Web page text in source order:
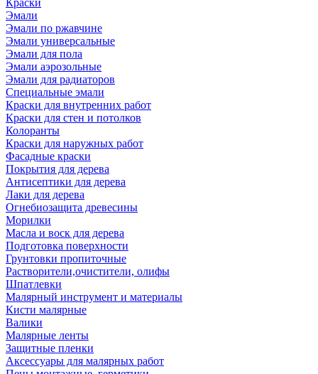
Краски
Эмали
Эмали по ржавчине
Эмали универсальные
Эмали для пола
Эмали аэрозольные
Эмали для радиаторов
Специальные эмали
Краски для внутренних работ
Краски для стен и потолков
Колоранты
Краски для наружных работ
Фасадные краски
Покрытия для дерева
Антисептики для дерева
Лаки для дерева
Огнебиозащита древесины
Морилки
Масла и воск для дерева
Подготовка поверхности
Грунтовки пропиточные
Растворители,очистители, олифы
Шпатлевки
Малярный инструмент и материалы
Кисти малярные
Валики
Малярные ленты
Защитные пленки
Аксессуары для малярных работ